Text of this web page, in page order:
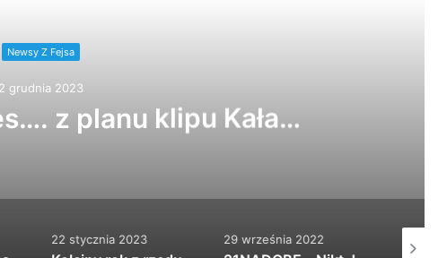
Newsy Z Fejsa
2 grudnia 2023
z planu klipu Kała…
22 stycznia 2023 29 września 2022